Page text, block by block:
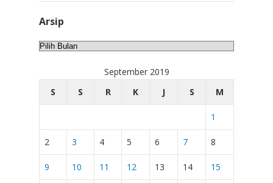
Arsip
Arsip
September 2019
S
S R K J S M
1
2 3 4 5 6 7 8
9 10 11 12 13 14 15